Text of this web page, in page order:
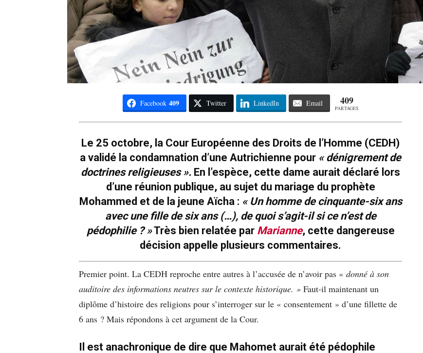
Facebook 409 Twitter LinkedIn Email 409
PARTAGES
Le 25 octobre, la Cour Européenne des Droits de l’Homme (CEDH)
a validé la condamnation d’une Autrichienne pour « dénigrement de
doctrines religieuses ». En l’espèce, cette dame aurait déclaré lors
d’une réunion publique, au sujet du mariage du prophète
Mohammed et de la jeune Aïcha : « Un homme de cinquante-six ans
avec une fille de six ans (…), de quoi s’agit-il si ce n’est de
pédophilie ? »Très bien relatée par Marianne, cette dangereuse
décision appelle plusieurs commentaires.
Premier point. La CEDH reproche entre autres à l’accusée de n’avoir pas « donné à son
auditoire des informations neutres sur le contexte historique. » Faut-il maintenant un
diplôme d’histoire des religions pour s’interroger sur le « consentement » d’une fillette de
6 ans ? Mais répondons à cet argument de la Cour.
Il est anachronique de dire que Mahomet aurait été pédophile